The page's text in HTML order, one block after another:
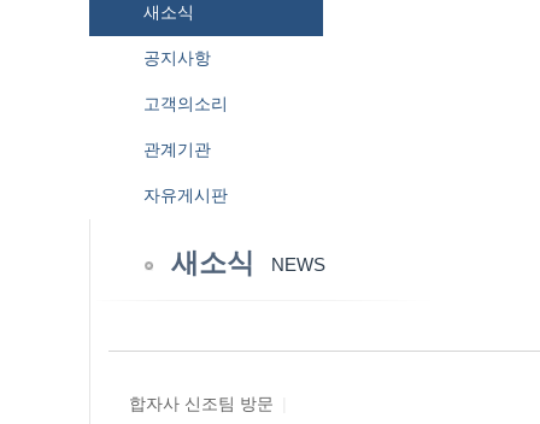
새소식
공지사항
고객의소리
관계기관
자유게시판
새소식 NEWS
합자사 신조팀 방문